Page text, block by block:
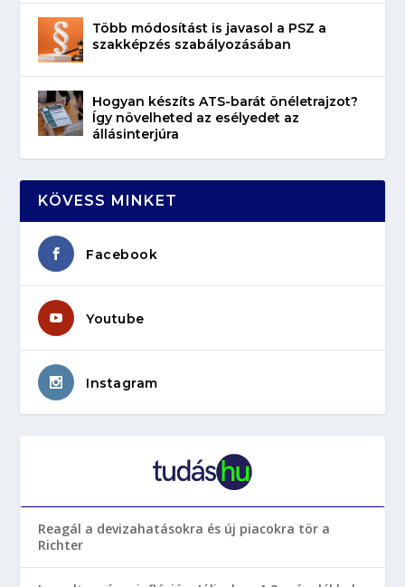
Több módosítást is javasol a PSZ a
szakképzés szabályozásában
Hogyan készíts ATS-barát önéletrajzot?
Így növelheted az esélyedet az
állásinterjúra
KÖVESS MINKET
Facebook
Youtube
Instagram
Reagál a devizahatásokra és új piacokra tör a
Richter